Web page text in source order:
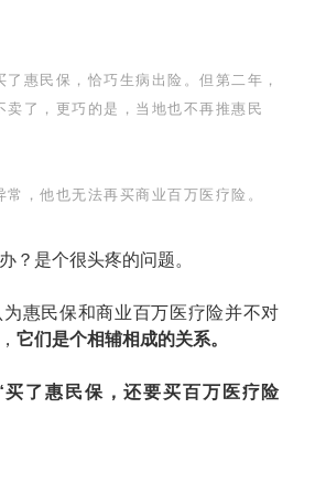
惠民保，恰巧生病出险。但第二年，
卖了，更巧的是，当地也不再推惠民
，他也无法再买商业百万医疗险。
？是个很头疼的问题。
惠民保和商业百万医疗险并不对
它们是个相辅相成的关系。
买了惠民保，还要买百万医疗险